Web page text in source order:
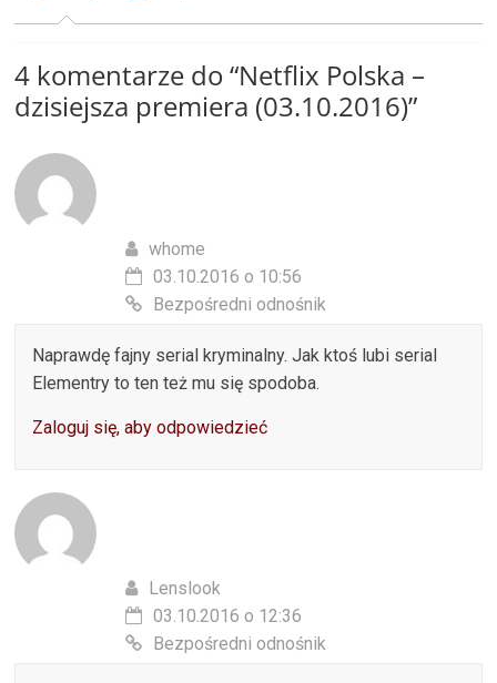
4 komentarze do “Netflix Polska –
dzisiejsza premiera (03.10.2016)”
whome
03.10.2016 o 10:56
Bezpośredni odnośnik
Naprawdę fajny serial kryminalny. Jak ktoś lubi serial
Elementry to ten też mu się spodoba.
Zaloguj się, aby odpowiedzieć
Lenslook
03.10.2016 o 12:36
Bezpośredni odnośnik